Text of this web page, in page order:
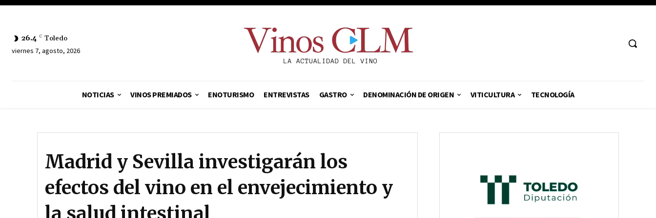
26.4 C Toledo
viernes 7, agosto, 2026
NOTICIAS VINOS PREMIADOS ENOTURISMO ENTREVISTAS GASTRO DENOMINACIÓN DE ORIGEN VITICULTURA TECNOLOGÍA
Madrid y Sevilla investigarán los
efectos del vino en el envejecimiento y
la salud intestinal